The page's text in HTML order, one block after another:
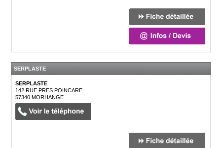
SERPLASTE
SERPLASTE
142 RUE PRES POINCARE
57340MORHANGE